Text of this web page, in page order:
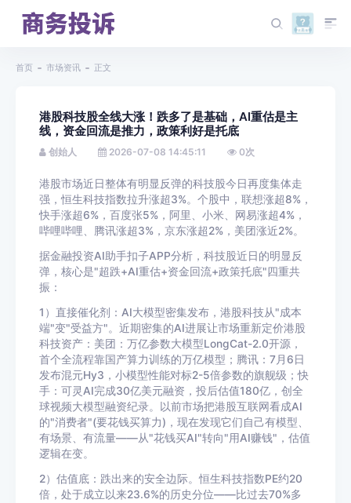
首页 市场资讯 正文
港股科技股全线大涨！跌多了是基础，AI重估是主
线，资金回流是推力，政策利好是托底
创始人 2026-07-08 14:45:11 0次
港股市场近日整体有明显反弹的科技股今日再度集体走
强，恒生科技指数拉升涨超3%。个股中，联想涨超8%，
快手涨超6%，百度张5%，阿里、小米、网易涨超4%，
哔哩哔哩、腾讯涨超3%，京东涨超2%，美团涨近2%。
据金融投资AI助手扣子APP分析，科技股近日的明显反
弹，核心是"超跌+AI重估+资金回流+政策托底"四重共
振：
1）直接催化剂：AI大模型密集发布，港股科技从"成本
端"变"受益方"。近期密集的AI进展让市场重新定价港股
科技资产：美团：万亿参数大模型LongCat-2.0开源，
首个全流程靠国产算力训练的万亿模型；腾讯：7月6日
发布混元Hy3，小模型性能对标2-5倍参数的旗舰级；快
手：可灵AI完成30亿美元融资，投后估值180亿，创全
球视频大模型融资纪录。以前市场把港股互联网看成AI
的"消费者"(要花钱买算力)，现在发现它们自己有模型、
有场景、有流量——从"花钱买AI"转向"用AI赚钱"，估值
逻辑在变。
2）估值底：跌出来的安全边际。恒生科技指数PE约20
倍，处于成立以来23.6%的历史分位——比过去70%多